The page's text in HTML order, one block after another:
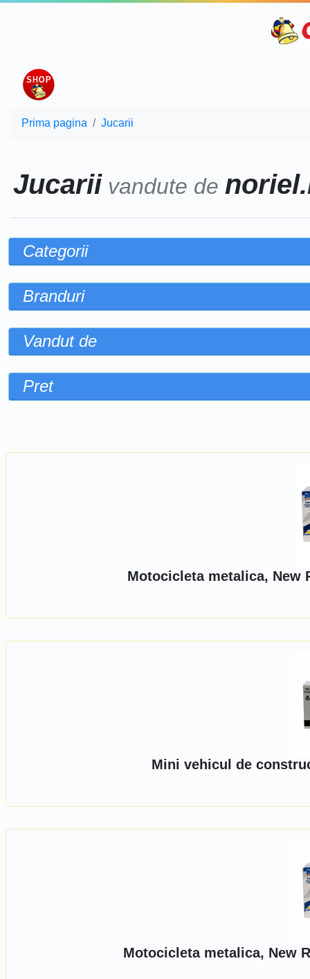
Prima pagina Jucarii
Jucariivandute de
Categorii
Branduri
Vandut de
Pret
Motocicleta metalica, New
Mini vehicul de
Motocicleta metalica, New